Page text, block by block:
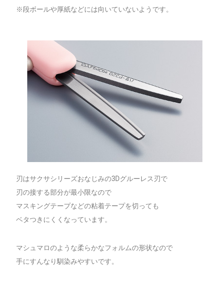
※段ボールや厚紙などには向いていないようです。
刃はサクサシリーズおなじみの3Dグルーレス刃で
刃の接する部分が最小限なので
マスキングテープなどの粘着テープを切っても
ベタつきにくくなっています。
マシュマロのような柔らかなフォルムの形状なので
手にすんなり馴染みやすいです。